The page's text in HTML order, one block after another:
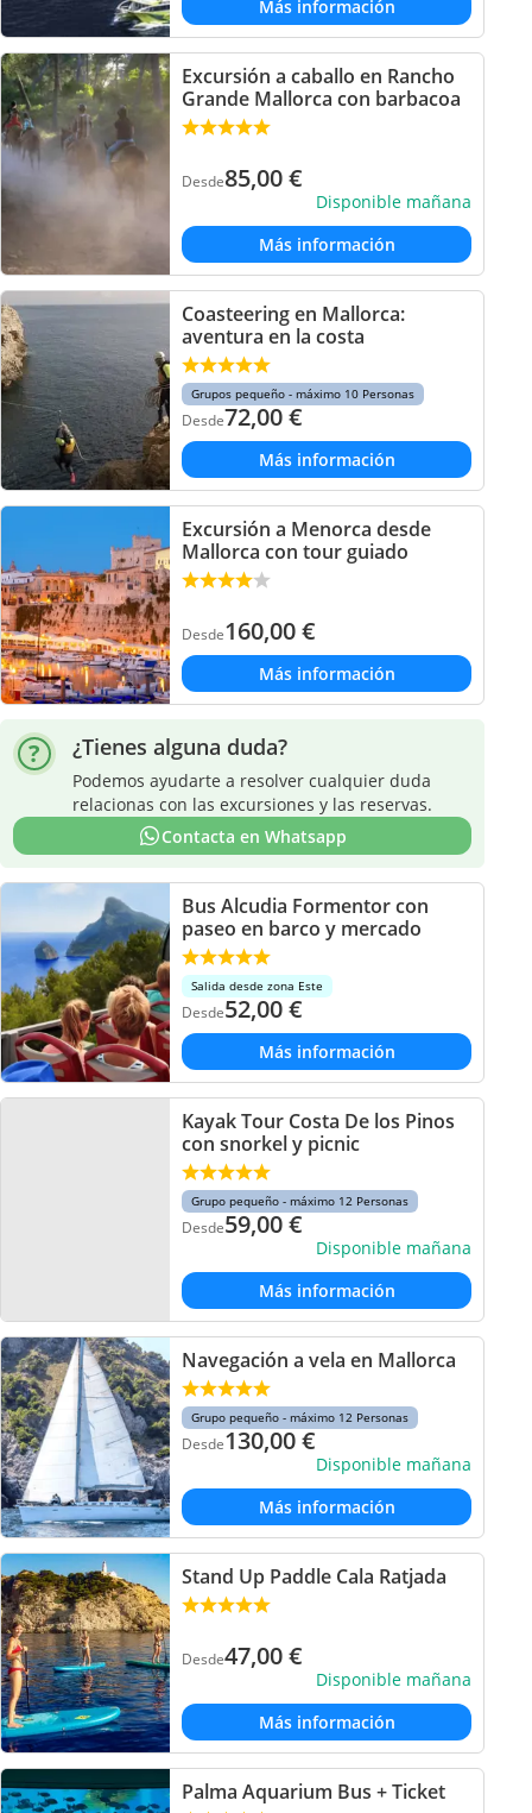
Más información
Excursión a caballo en Rancho
Grande Mallorca con barbacoa
Desde85,00€
Disponible mañana
Más información
Coasteering en Mallorca:
aventura en la costa
Grupos pequeño - máximo 10 Personas
Desde72,00€
Más información
Excursión a Menorca desde
Mallorca con tour guiado
Desde160,00€
Más información
¿Tienes alguna duda?
Podemos ayudarte a resolver cualquier duda
relacionas con las excursiones y las reservas.
Contacta en Whatsapp
Bus Alcudia Formentor con
paseo en barco y mercado
Salida desde zona Este
Desde52,00€
Más información
Kayak Tour Costa De los Pinos
con snorkel y picnic
Grupo pequeño - máximo 12 Personas
Desde59,00€
Disponible mañana
Más información
Navegación a vela en Mallorca
Grupo pequeño - máximo 12 Personas
Desde130,00€
Disponible mañana
Más información
Stand Up Paddle Cala Ratjada
Desde47,00€
Disponible mañana
Más información
Palma Aquarium Bus + Ticket